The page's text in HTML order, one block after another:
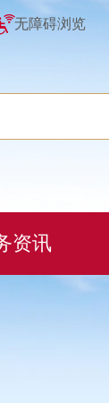
无障碍浏览
资讯